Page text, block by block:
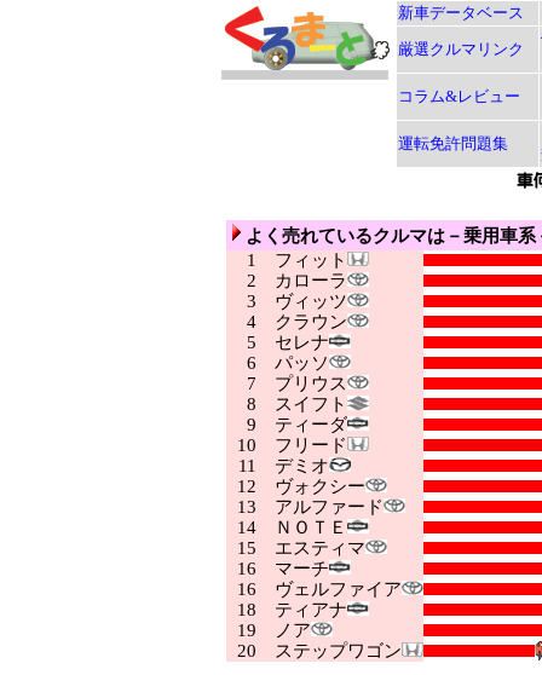
新車データベース
厳選クルマリンク
コラム&レビュー
運転免許問題集
よく売れているクルマは－乗用車系
1
フィット
2 カローラ
3 ヴィッツ
4クラウン
5 セレナ
6 パッソ
7 プリウス
8 スイフト
9 ティーダ
10 フリード
11
デミオ
12 ヴォクシー
13 アルファード
14ＮＯＴＥ
15 エスティマ
16 マーチ
16 ヴェルファイア
18 ティアナ
19 ノア
20 ステップワゴン